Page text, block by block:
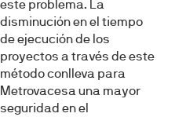
este problema. La
disminución en el tiempo
de ejecución de los
proyectos a través de este
método conlleva para
Metrovacesa una mayor
seguridad en el